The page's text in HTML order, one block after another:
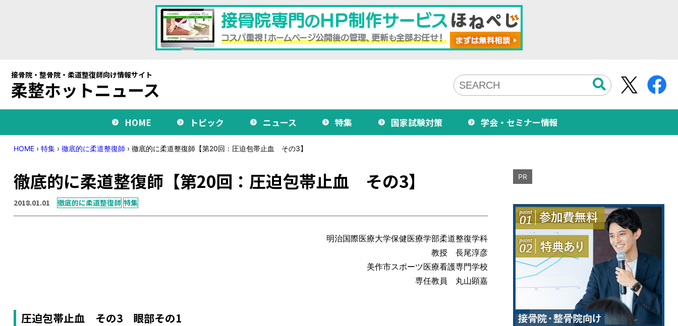
接骨院・整骨院・柔道整復師向け情報サイト
柔整ホットニュース
HOME トピック ニュース 特集 国家試験対策 学会・セミナー情報
HOME › 特集 › 徹底的に柔道整復師 › 徹底的に柔道整復師【第20回：圧迫包帯止血 その3】
徹底的に柔道整復師【第20回：圧迫包帯止血 その3】
2018.01.01 徹底的に柔道整復師 特集
明治国際医療大学保健医療学部柔道整復学科
教授 長尾淳彦
美作市スポーツ医療看護専門学校
専任教員 丸山顕嘉
圧迫包帯止血 その3 眼部その1
PR